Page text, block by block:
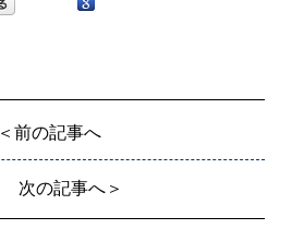
＜前の記事へ
次の記事へ＞